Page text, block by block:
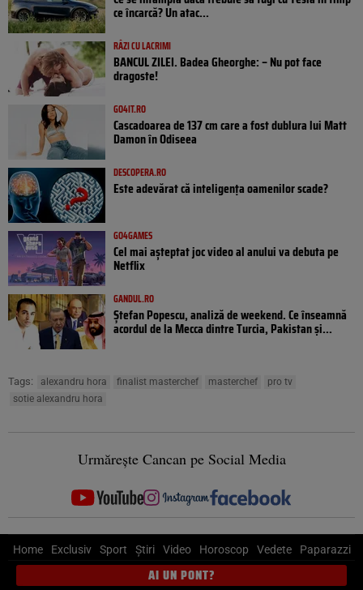
ce încarcă? Un atac...
RÂZI CU LACRIMI
BANCUL ZILEI. Badea Gheorghe: – Nu pot face
dragoste!
GO4IT.RO
Cascadoarea de 137 cm care a fost dublura lui Matt
Damon în Odiseea
DESCOPERA.RO
Este adevărat că inteligența oamenilor scade?
GO4GAMES
Cel mai așteptat joc video al anului va debuta pe
Netflix
GANDUL.RO
Ștefan Popescu, analiză de weekend. Ce înseamnă
acordul de la Mecca dintre Turcia, Pakistan şi...
Tags: alexandru hora finalist masterchef masterchef
pro tv
sotie alexandru hora
Urmărește Cancan pe Social Media
Home Exclusiv Sport Știri Video Horoscop Vedete Paparazzi
AI UN PONT?